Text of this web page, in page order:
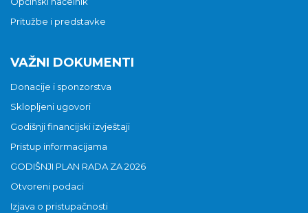
Pritužbe i predstavke
VAŽNI DOKUMENTI
Donacije i sponzorstva
Sklopljeni ugovori
Godišnji financijski izvještaji
Pristup informacijama
GODIŠNJI PLAN RADA ZA 2026
Otvoreni podaci
Izjava o pristupačnosti